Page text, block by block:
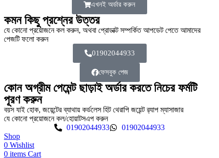
এখনই অর্ডার করুন
কমন কিছু প্রশ্নের উত্তর
যে কোনো প্রয়োজনে কল করুন, অথবা প্রোডাক্ট সম্পর্কিত আপডেট পেতে আমাদের
পেজটি ফলো করুন
01902044933
ফেসবুক পেজ
কোন অগ্রীম পেমেন্ট ছাড়াই অর্ডার করতে নিচের ফর্মটি
পূরণ করুন
বয়স যাই হোক, জয়েন্টের ব্যাথায় কর্ডলেস হিট থেরাপি জয়েন্ট র‍্যাপ ম্যাসাজার
যে কোনো প্রয়োজনে কল/হোয়াটসএপ করুন
01902044933
01902044933
Shop
0 Wishlist
0 items Cart